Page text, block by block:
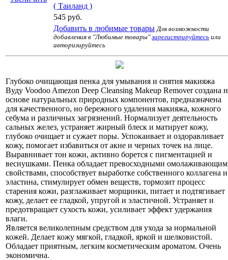
( Таиланд )
545 руб.
Добавить в любимые товары Для возможности
добавления в "Любимые товары"зарегистрируйтесь или
авторизируйтесь
Глубоко очищающая пенка для умывания и снятия макияжа
Вуду Voodoo Amezon Deep Cleansing Makeup Remover создана
основе натуральных природных компонентов, предназначена
для качественного, но бережного удаления макияжа, кожного
себума и различных загрязнений. Нормализует деятельность
сальных желез, устраняет жирный блеск и матирует кожу,
глубоко очищает и сужает поры. Успокаивает и оздоравливает
кожу, помогает избавиться от акне и черных точек на лице.
Выравнивает тон кожи, активно борется с пигментацией и
веснушками. Пенка обладает превосходными
свойствами, способствует выработке собственного коллагена и
эластина, стимулирует обмен веществ, тормозит процесс
старения кожи, разглаживает морщинки, питает и подтягивает
кожу, делает ее гладкой, упругой и эластичной. Устраняет и
предотвращает сухость кожи, усиливает эффект удержания
влаги.
Является великолепным средством для ухода за нормальной
кожей. Делает кожу мягкой, гладкой, яркой и шелковистой.
Обладает приятным, легким косметическим ароматом. Очень
экономична.